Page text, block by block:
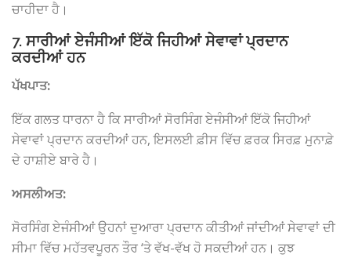
ਚਾਹੀਦਾ ਹੈ।
7. ਸਾਰੀਆਂ ਏਜੰਸੀਆਂ ਇੱਕੋ ਜਿਹੀਆਂ ਸੇਵਾਵਾਂ ਪ੍ਰਦਾਨ
ਕਰਦੀਆਂ ਹਨ
ਪੱਖਪਾਤ:
ਇੱਕ ਗਲਤ ਧਾਰਨਾ ਹੈ ਕਿ ਸਾਰੀਆਂ ਸੋਰਸਿੰਗ ਏਜੰਸੀਆਂ ਇੱਕੋ ਜਿਹੀਆਂ
ਸੇਵਾਵਾਂ ਪ੍ਰਦਾਨ ਕਰਦੀਆਂ ਹਨ, ਇਸਲਈ ਫ਼ੀਸ ਵਿੱਚ ਫ਼ਰਕ ਸਿਰਫ਼ ਮੁਨਾਫ਼ੇ
ਦੇ ਹਾਸ਼ੀਏ ਬਾਰੇ ਹੈ।
ਅਸਲੀਅਤ:
ਸੋਰਸਿੰਗ ਏਜੰਸੀਆਂ ਉਹਨਾਂ ਦੁਆਰਾ ਪ੍ਰਦਾਨ ਕੀਤੀਆਂ ਜਾਂਦੀਆਂ ਸੇਵਾਵਾਂ ਦੀ
ਸੀਮਾ ਵਿੱਚ ਮਹੱਤਵਪੂਰਨ ਤੌਰ ‘ਤੇ ਵੱਖ-ਵੱਖ ਹੋ ਸਕਦੀਆਂ ਹਨ। ਕੁਝ